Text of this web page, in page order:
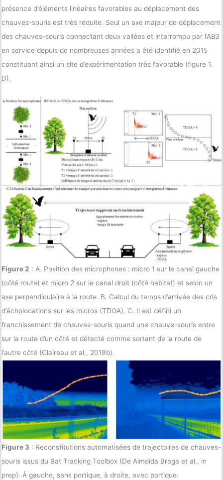
présence d’éléments linéaires favorables au déplacement des
chauves-souris est très réduite. Seul un axe majeur de déplacement
des chauves-souris connectant deux vallées et interrompu par l’A83
en service depuis de nombreuses années a été identifié en 2015
constituant ainsi un site d’expérimentation très favorable (figure 1.
D).
Figure 2 : A. Position des microphones : micro 1 sur le canal gauche
(côté route) et micro 2 sur le canal droit (côté habitat) et selon un
axe perpendiculaire à la route. B. Calcul du temps d’arrivée des cris
d’écholocations sur les micros (TDOA). C. Il est défini un
franchissement de chauves-souris quand une chauve-souris entre
sur la route d’un côté et détecté comme sortant de la route de
l’autre côté (Claireau et al., 2019b).
Figure 3 : Reconstitutions automatisées de trajectoires de chauves-
souris issus du Bat Tracking Toolbox (De Almeida Braga et al., in
prep). À gauche, sans portique, à droite, avec portique.